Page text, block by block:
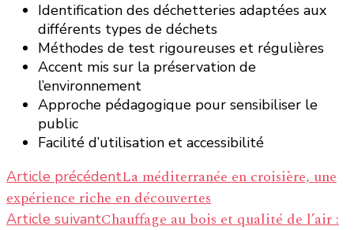
Identification des déchetteries adaptées aux
différents types de déchets
Méthodes de test rigoureuses et régulières
Accent mis sur la préservation de
l’environnement
Approche pédagogique pour sensibiliser le
public
Facilité d’utilisation et accessibilité
Navigation
d’article
Article précédentLa méditerranée en croisière, une
expérience riche en découvertes
Article suivantChauffage au bois et qualité de l’air :